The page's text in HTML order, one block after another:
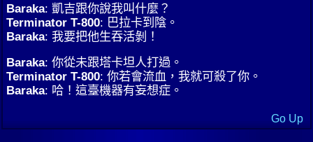
Baraka: 凱吉跟你說我叫什麼？
Terminator T-800: 巴拉卡到陰。
Baraka: 我要把他生吞活剝！
Baraka: 你從未跟塔卡坦人打過。
Terminator T-800: 你若會流血，我就可殺了你。
Baraka: 哈！這臺機器有妄想症。
Go Up